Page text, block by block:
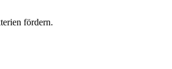
fördern.